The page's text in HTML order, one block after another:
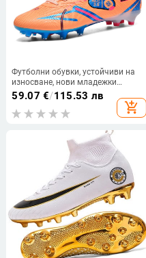
Футболни обувки, устойчиви на
износване, нови младежки
футболни обувки за ученици от
началното и средното училище,
състезателни тренировъчни
59.07 €/115.53 лв
add_shopping_cart